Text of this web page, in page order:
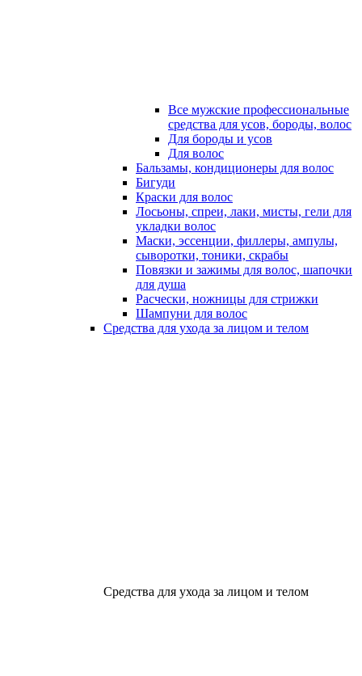
Все мужские профессиональные
средства для усов, бороды, волос
Для бороды и усов
Для волос
Бальзамы, кондиционеры для волос
Бигуди
Краски для волос
Лосьоны, спреи, лаки, мисты, гели для
укладки волос
Маски, эссенции, филлеры, ампулы,
сыворотки, тоники, скрабы
Повязки и зажимы для волос, шапочки
для душа
Расчески, ножницы для стрижки
Шампуни для волос
Средства для ухода за лицом и телом
Средства для ухода за лицом и телом